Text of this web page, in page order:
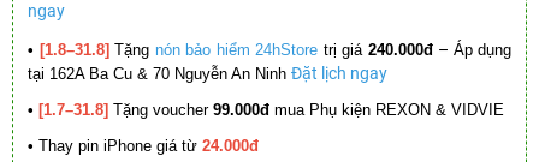
ngay
• [1.8–31.8] Tặng nón bảo hiểm 24hStore trị giá 240.000đ – Áp dụng
tại 162A Ba Cu & 70 Nguyễn An Ninh Đặt lịch ngay
• [1.7–31.8] Tặng voucher 99.000đ mua Phụ kiện REXON & VIDVIE
• Thay pin iPhone giá từ 24.000đ